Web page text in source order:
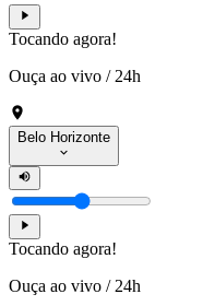
Tocando agora!
Ouça ao vivo / 24h
Belo Horizonte
Tocando agora!
Ouça ao vivo / 24h